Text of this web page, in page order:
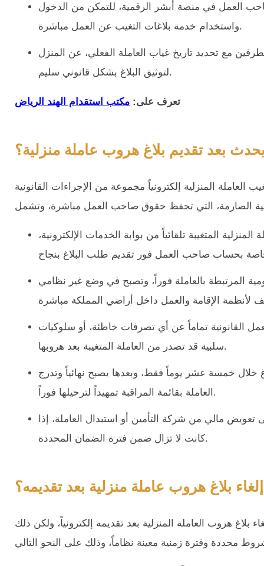
العمل في منصة أبشر الرقمية، للتمكن من الدخول
واستخدام خدمة بلاغات التغيب عن العمل مباشرة.
مع تحديد تاريخ غياب العاملة الفعلي، عن المنزل
لتوثيق البلاغ بشكل قانوني سليم.
تعرف على: مكتب استقدام الهند الرياض
بعد تقديم بلاغ هروب عاملة منزلية؟
العاملة المنزلية إلكترونياً مجموعة من الإجراءات القانونية
المنزلية المتغيبة تلقائياً من بوابة الخدمات الإلكترونية،
المرتبطة بالعاملة فوراً، وتصبح في وضع غير نظامي
القانونية تماماً عن أي تصرفات خاطئة، أو سلوكيات
سلبية قد تصدر من العاملة المتغيبة بعد هروبها.
خلال خمسة عشر يوماً فقط، وبعدها يصبح نهائياً وتدرج
العاملة بقائمة المراقبة تمهيداً لترحيلها فوراً.
مالي من شركة التأمين أو استبدال العاملة، إذا
كانت لا تزال ضمن فترة الضمان المحددة.
بلاغ هروب عاملة منزلية بعد تقديمه؟
هروب العاملة المنزلية بعد تقديمه إلكترونياً، ولكن ذلك